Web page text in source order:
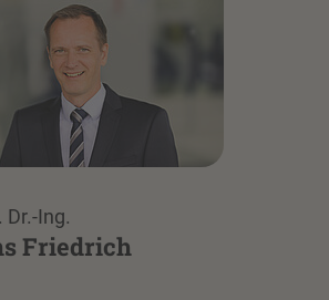
Dr.-Ing.
Friedrich